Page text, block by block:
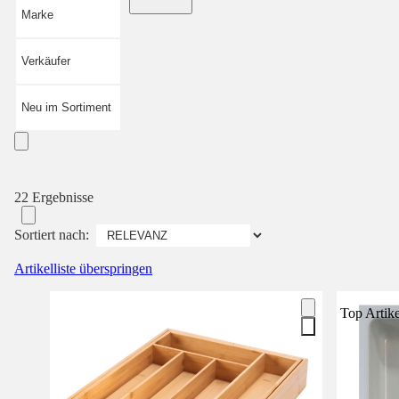
Marke
Verkäufer
Neu im Sortiment
22 Ergebnisse
Sortiert nach:
Artikelliste überspringen
Top